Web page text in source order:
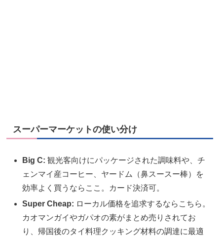
スーパーマーケットの使い分け
Big C: 観光客向けにパッケージされた調味料や、チ
ェンマイ産コーヒー、ヤードム（鼻スースー棒）を
効率よく買うならここ。カード決済可。
Super Cheap: ローカル価格を追求するならこちら。
カオマンガイやガパオの素がまとめ売りされてお
り、帰国後のタイ料理クッキング材料の調達に最適